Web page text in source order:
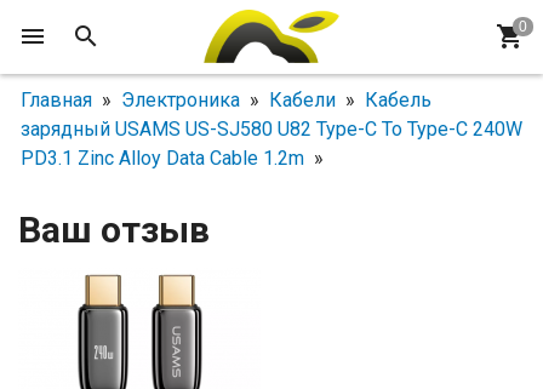
Главная » Электроника » Кабели » Кабель
зарядный USAMS US-SJ580 U82 Type-C To Type-C 240W
PD3.1 Zinc Alloy Data Cable 1.2m »
Ваш отзыв